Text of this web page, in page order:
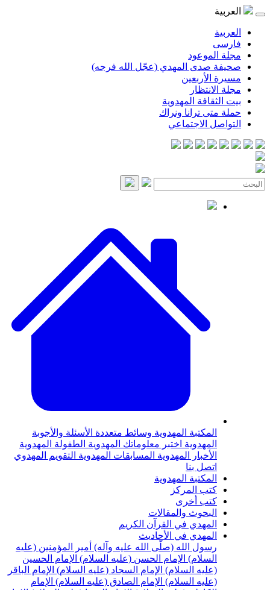
المهدي (عجّل الله فرجه)
المهدوية
ترانا ونراك
الاجتماعي
المهدويةوسائط متعددةالأسئلة والأجوبة
اختبر معلوماتك المهدويةالطفولة المهدوية
المهدويةالمسابقات المهدويةالتقويم المهدوي
المهدوية
والمقالات
في القرآن الكريم
في الأحاديث
الله (صلّى الله عليه وآله) أمير المؤمنين (عليه
الإمام الحسن (عليه السلام) الإمام الحسين
الإمام السجاد (عليه السلام) الإمام الباقر
الإمام الصادق (عليه السلام) الإمام